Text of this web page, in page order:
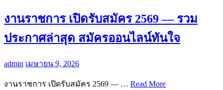
งานราชการ เปิดรับสมัคร 2569 — รวม
ประกาศล่าสุด สมัครออนไลน์ทันใจ
admin เมษายน 9, 2026
งานราชการ เปิดรับสมัคร 2569 — … Read More